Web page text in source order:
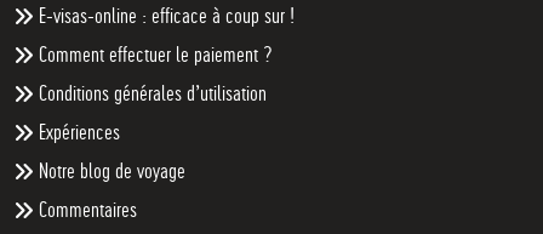
E-visas-online : efficace à coup sur !
Comment effectuer le paiement ?
Conditions générales d’utilisation
Expériences
Notre blog de voyage
Commentaires